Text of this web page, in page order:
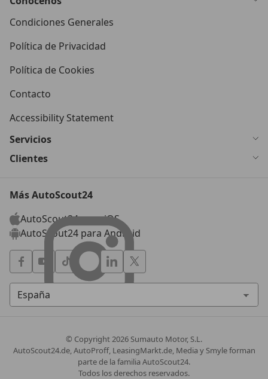
Condiciones Generales
Política de Privacidad
Política de Cookies
Contacto
Accessibility Statement
Servicios
Clientes
Más AutoScout24
AutoScout24 para iOS
AutoScout24 para Android
© Copyright2026 Sumauto Motor, S.L.
AutoScout24.de, AutoProff, LeasingMarkt.de, Media y Smyle forman
parte de la familia AutoScout24.
Todos los derechos reservados.